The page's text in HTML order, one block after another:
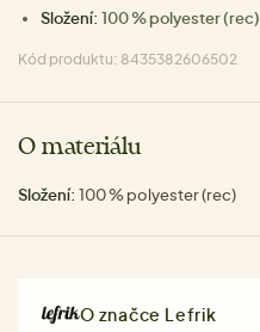
Složení: 100 % polyester (rec)
Kód produktu: 8435382606502
O materiálu
Složení: 100 % polyester (rec)
O značce Lefrik